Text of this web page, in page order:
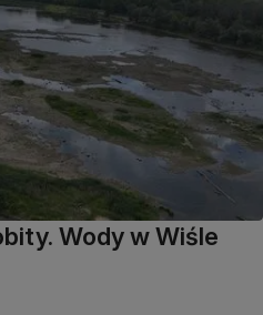
Wody w Wiśle